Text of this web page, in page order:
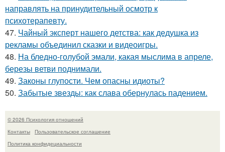
направлять на принудительный осмотр к
психотерапевту.
47. Чайный эксперт нашего детства: как дедушка из
рекламы объединил сказки и видеоигры.
48. На бледно-голубой эмали, какая мыслима в апреле,
березы ветви поднимали.
49. Законы глупости. Чем опасны идиоты?
50. Забытые звезды: как слава обернулась падением.
© 2026 Психология отношений
Контакты
Пользовательское соглашение
Политика конфидециальности